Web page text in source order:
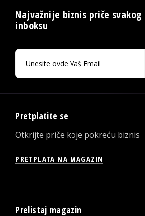
Najvažnije biznis priče svakog
inboksu
Pretplatite se
Otkrijte priče koje pokreću biznis
PRETPLATA NA MAGAZIN
Prelistaj magazin